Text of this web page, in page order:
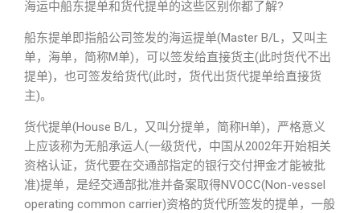
海运中船东提单和货代提单的这些区别你都了解?
船东提单即指船公司签发的海运提单(Master B/L，又叫主
单，海单，简称M单)，可以签发给直接货主(此时货代不出
提单)，也可签发给货代(此时，货代出货代提单给直接货
主)。
货代提单(House B/L，又叫分提单，简称H单)，严格意义
上应该称为无船承运人(一级货代，中国从2002年开始相关
资格认证，货代要在交通部指定的银行交付押金才能被批
准)提单，是经交通部批准并备案取得NVOCC(Non-vessel
operating common carrier)资格的货代所签发的提单，一般